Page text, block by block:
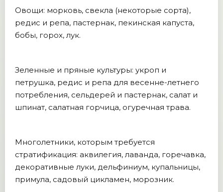
Овощи: морковь, свекла (некоторые сорта),
редис и репа, пастернак, пекинская капуста,
бобы, горох, лук.
Зеленные и пряные культуры: укроп и
петрушка, редис и репа для весенне-летнего
потребления, сельдерей и пастернак, салат и
шпинат, салатная горчица, огуречная трава.
Многолетники, которым требуется
стратификация: аквилегия, лаванда, горечавка,
декоративные луки, дельфиниум, купальницы,
примула, садовый цикламен, морозник.